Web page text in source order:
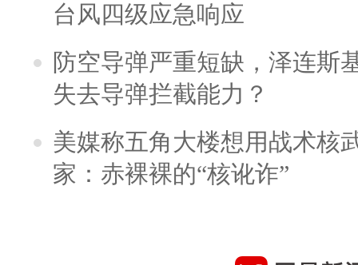
台风四级应急响应
防空导弹严重短缺，泽连斯
失去导弹拦截能力？
美媒称五角大楼想用战术核
家：赤裸裸的“核讹诈”